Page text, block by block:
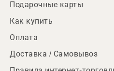
Подарочные карты
Как купить
Оплата
Доставка / Самовывоз